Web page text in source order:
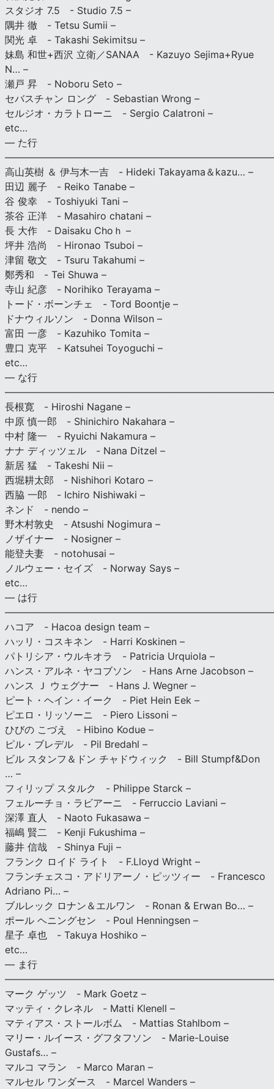
スタジオ 7.5 - Studio 7.5 –
隅井 徹 - Tetsu Sumii –
関光 卓 - Takashi Sekimitsu –
妹島 和世+西沢 立衛／SANAA - Kazuyo Sejima+Ryue
N… –
瀬戸 昇 - Noboru Seto –
セバスチャン ロング - Sebastian Wrong –
セルジオ・カラトローニ - Sergio Calatroni –
etc…
— た行
高山英樹 ＆ 伊与木一吉 - Hideki Takayama＆kazu… –
田辺 麗子 - Reiko Tanabe –
谷 俊幸 - Toshiyuki Tani –
茶谷 正洋 - Masahiro chatani –
長 大作 - Daisaku Choｈ –
坪井 浩尚 - Hironao Tsuboi –
津留 敬文 - Tsuru Takahumi –
鄭秀和 - Tei Shuwa –
寺山 紀彦 - Norihiko Terayama –
トード・ボーンチェ - Tord Boontje –
ドナウィルソン - Donna Wilson –
富田 一彦 - Kazuhiko Tomita –
豊口 克平 - Katsuhei Toyoguchi –
etc…
— な行
長根寛 - Hiroshi Nagane –
中原 慎一郎 - Shinichiro Nakahara –
中村 隆一 - Ryuichi Nakamura –
ナナ ディッツェル - Nana Ditzel –
新居 猛 - Takeshi Nii –
西堀耕太郎 - Nishihori Kotaro –
西脇 一郎 - Ichiro Nishiwaki –
ネンド - nendo –
野木村敦史 - Atsushi Nogimura –
ノザイナー - Nosigner –
能登夫妻 - notohusai –
ノルウェー・セイズ - Norway Says –
etc…
— は行
ハコア - Hacoa design team –
ハッリ・コスキネン - Harri Koskinen –
パトリシア・ウルキオラ - Patricia Urquiola –
ハンス・アルネ・ヤコブソン - Hans Arne Jacobson –
ハンス Ｊ ウェグナー - Hans J. Wegner –
ピート・ヘイン・イーク - Piet Hein Eek –
ピエロ・リッソーニ - Piero Lissoni –
ひびの こづえ - Hibino Kodue –
ピル・ブレデル - Pil Bredahl –
ビル スタンフ＆ドン チャドウィック - Bill Stumpf&Don
… –
フィリップ スタルク - Philippe Starck –
フェルーチョ・ラビアーニ - Ferruccio Laviani –
深澤 直人 - Naoto Fukasawa –
福嶋 賢二 - Kenji Fukushima –
藤井 信哉 - Shinya Fuji –
フランク ロイド ライト - F.Lloyd Wright –
フランチェスコ・アドリアーノ・ピッツィー - Francesco
Adriano Pi… –
ブルレック ロナン＆エルワン - Ronan & Erwan Bo… –
ポール ヘニングセン - Poul Henningsen –
星子 卓也 - Takuya Hoshiko –
etc…
— ま行
マーク ゲッツ - Mark Goetz –
マッティ・クレネル - Matti Klenell –
マティアス・ストールボム - Mattias Stahlbom –
マリー・ルイース・グフタフソン - Marie-Louise
Gustafs… –
マルコ マラン - Marco Maran –
マルセル ワンダース - Marcel Wanders –